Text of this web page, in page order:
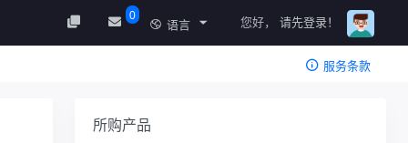
0
语言 您好， 请先登录！
服务条款
所购产品